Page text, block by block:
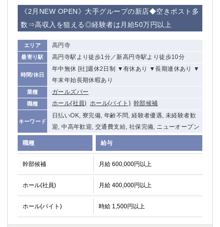
《2月NEW OPEN》大手グループの新店◆空きポスト多
数⇒高収入を狙える◎経験者は月給50万円以上
エリア 高円寺
最寄り駅 高円寺駅より徒歩1分／新高円寺駅より徒歩10分
時間/休日
年中無休 [社]週休2日制 ▼有休あり ▼長期連休あり ▼
年末年始長期休暇あり
業種 ガールズバー
職種 ホール(社員) ホール(バイト) 幹部候補
キーワード
日払いOK, 寮完備, 年齢不問, 経験者優遇, 未経験者歓
迎, 中高年歓迎, 交通費支給, 社保完備, ニューオープン
職種 給与
幹部候補 月給 600,000円以上
ホール(社員) 月給 400,000円以上
ホール(バイト) 時給 1,500円以上
市川
西麻布
五井
神奈川県
関内
横浜
溝の口
新横浜
藤沢
武蔵小杉
橋本
小田原
横浜・桜木町
関内・馬車道・日ノ出町 武蔵新城
元住吉
茅ヶ崎
戸塚
たまプラーザ
大船
相模原
横須賀
埼玉県